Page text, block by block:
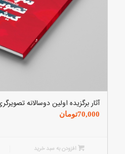
آثار برگزیده اولین دوسالانه
70,000تومان
افزودن به سبد خرید